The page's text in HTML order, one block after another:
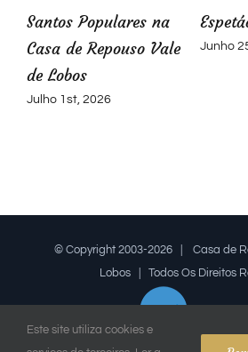
Santos Populares na
Casa de Repouso Vale
de Lobos
Julho 1st, 2026
Junho
© Copyright 2003-2026 | Casa de
Lobos | Todos Os Direitos
Este site utiliza cookies e